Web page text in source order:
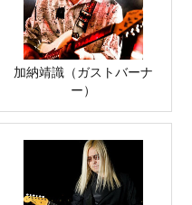
加納靖識（ガストバーナ
ー）